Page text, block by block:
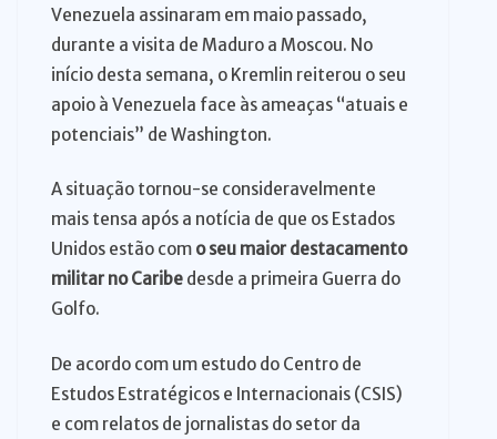
Venezuela assinaram em maio passado,
durante a visita de Maduro a Moscou. No
início desta semana, o Kremlin reiterou o seu
apoio à Venezuela face às ameaças “atuais e
potenciais” de Washington.
A situação tornou-se consideravelmente
mais tensa após a notícia de que os Estados
Unidos estão com o seu maior destacamento
militar no Caribe desde a primeira Guerra do
Golfo.
De acordo com um estudo do Centro de
Estudos Estratégicos e Internacionais (CSIS)
e com relatos de jornalistas do setor da